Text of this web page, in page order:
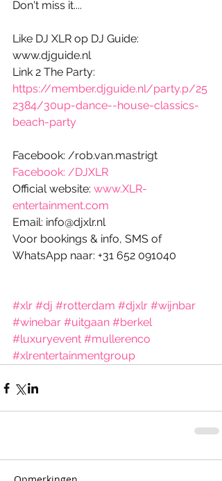
Don't miss it....
Like DJ XLR op DJ Guide:
www.djguide.nl
Link 2 The Party:
https://member.djguide.nl/party.p/25
2384/30up-dance--house-classics-
beach-party
Facebook: /rob.van.mastrigt
Facebook: /DJXLR
Official website: www.XLR-
entertainment.com
Email: info@djxlr.nl
Voor bookings & info, SMS of
WhatsApp naar: +31 652 091040
#xlr #dj #rotterdam #djxlr #wijnbar
#winebar #uitgaan #berkel
#luxuryevent #mullerenco
#xlrentertainmentgroup